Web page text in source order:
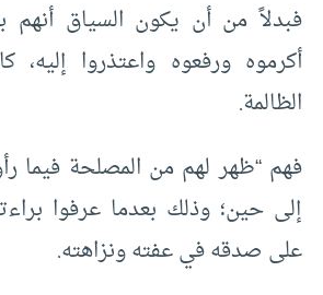
فبدلاً من أن يكون السياق أنهم
أكرموه ورفعوه واعتذروا إليه،
الظالمة.
فهم “ظهر لهم من المصلحة فيما
إلى حين؛ وذلك بعدما عرفوا
على صدقه في عفته ونزاهته.